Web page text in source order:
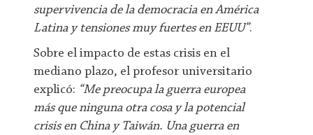
supervivencia de la democracia en América
Latina y tensiones muy fuertes en EEUU”.
Sobre el impacto de estas crisis en el
mediano plazo, el profesor universitario
explicó: “Me preocupa la guerra europea
más que ninguna otra cosa y la potencial
crisis en China y Taiwán. Una guerra en